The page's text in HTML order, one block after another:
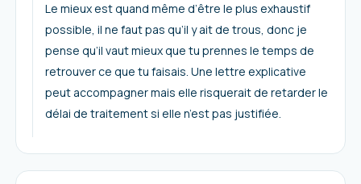
Le mieux est quand même d’être le plus exhaustif
possible, il ne faut pas qu’il y ait de trous, donc je
pense qu’il vaut mieux que tu prennes le temps de
retrouver ce que tu faisais. Une lettre explicative
peut accompagner mais elle risquerait de retarder le
délai de traitement si elle n’est pas justifiée.